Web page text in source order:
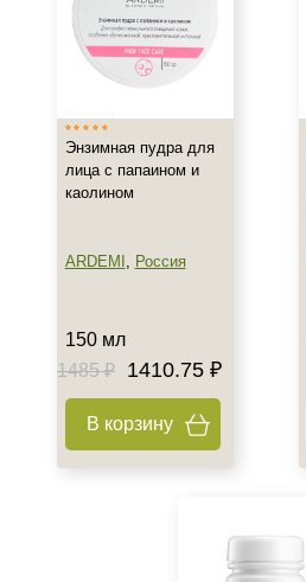
Израиль
Россия
Тип товара
Пилинг
Пудра
Показать еще
Энзимная пудра для
лица с папаином и
каолином
ARDEMI , Россия
150 мл
1485 ₽
1410.75 ₽
В корзину